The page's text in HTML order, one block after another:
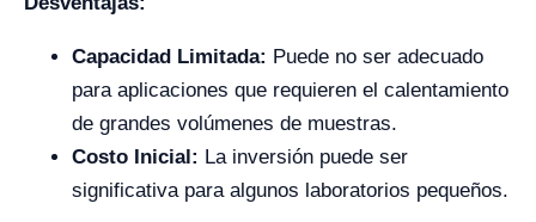
Capacidad Limitada: Puede no ser adecuado
para aplicaciones que requieren el calentamiento
de grandes volúmenes de muestras.
Costo Inicial: La inversión puede ser
significativa para algunos laboratorios pequeños.